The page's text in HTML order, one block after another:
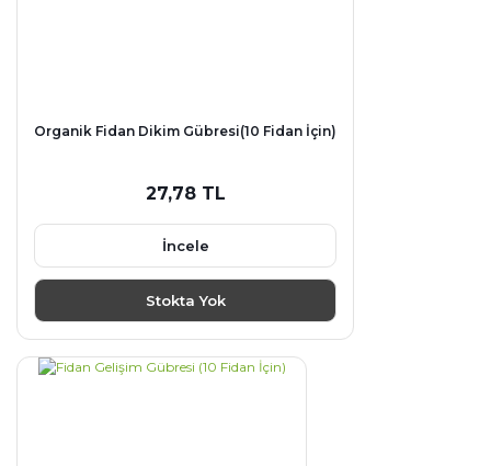
Organik Fidan Dikim Gübresi(10 Fidan İçin)
27,78 TL
İncele
Stokta Yok